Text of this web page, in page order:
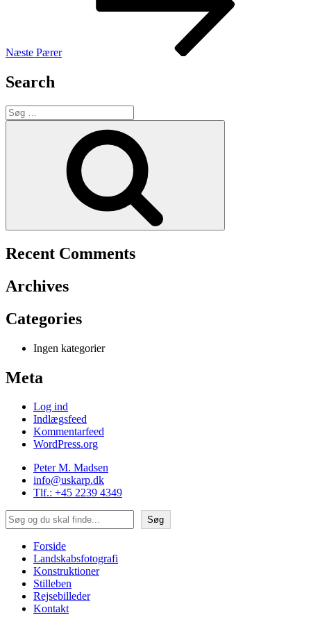
Næste Pærer
Search
Søg
efter:
Recent Comments
Archives
Categories
Ingen kategorier
Meta
Log ind
Indlægsfeed
Kommentarfeed
WordPress.org
Peter M. Madsen
info@uskarp.dk
Tlf.: +45 2239 4349
Søg
Søg
Forside
Landskabsfotografi
Konstruktioner
Stilleben
Rejsebilleder
Kontakt